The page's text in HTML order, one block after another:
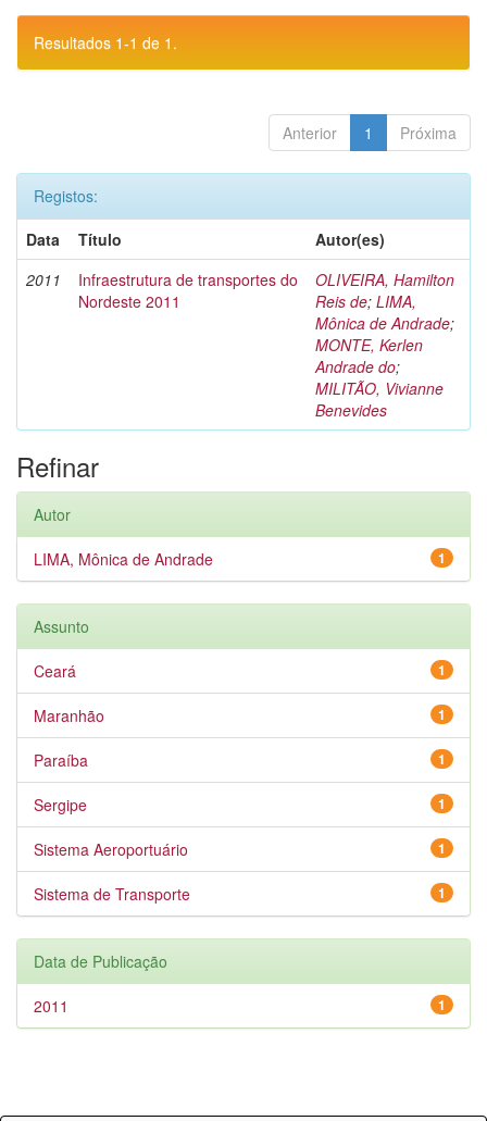
Resultados 1-1 de 1.
Anterior 1 Próxima
Registos:
Data
Título
Autor(es)
2011
Infraestrutura de transportes do
Nordeste 2011
OLIVEIRA, Hamilton
Reis de; LIMA,
Mônica de Andrade;
MONTE, Kerlen
Andrade do;
MILITÃO, Vivianne
Benevides
Refinar
Autor
1
LIMA, Mônica de Andrade
Assunto
1
Ceará
1
Maranhão
1
Paraíba
1
Sergipe
1
Sistema Aeroportuário
1
Sistema de Transporte
Data de Publicação
1
2011